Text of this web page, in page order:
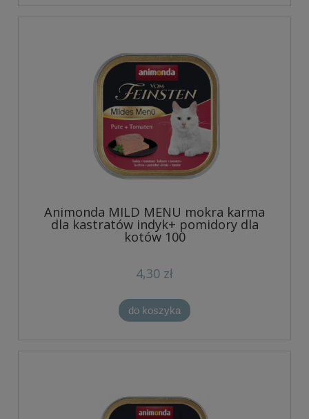
Animonda MILD MENU mokra karma
dla kastratów indyk+ pomidory dla
kotów 100
4,30 zł
do koszyka